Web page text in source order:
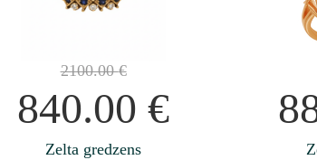
2100.00€
840.00€
Zelta gredzens